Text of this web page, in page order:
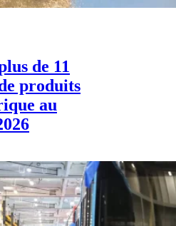
de 11
produits
au